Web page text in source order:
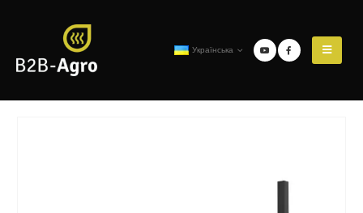
Українська